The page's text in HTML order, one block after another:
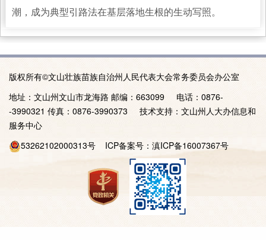
潮，成为典型引路法在基层落地生根的生动写照。
版权所有©文山壮族苗族自治州人民代表大会常务委员会办公室
地址：文山州文山市龙海路 邮编：663099 电话：0876-
-3990321 传真：0876-3990373 技术支持：文山州人大办信息和
服务中心
53262102000313号 ICP备案号： 滇ICP备16007367号